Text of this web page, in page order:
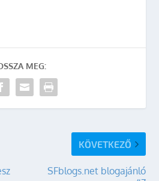
MEG:
KÖVETKEZŐ
SFblogs.net blogajánló